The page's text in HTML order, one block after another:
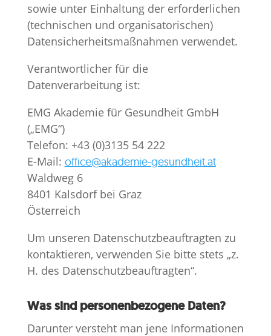
sowie unter Einhaltung der erforderlichen
(technischen und organisatorischen)
Datensicherheitsmaßnahmen verwendet.
Verantwortlicher für die
Datenverarbeitung ist:
EMG Akademie für Gesundheit GmbH
(„EMG“)
Telefon: +43 (0)3135 54 222
E-Mail: office@akademie-gesundheit.at
Waldweg 6
8401 Kalsdorf bei Graz
Österreich
Um unseren Datenschutzbeauftragten zu
kontaktieren, verwenden Sie bitte stets „z.
H. des Datenschutzbeauftragten“.
Was sind personenbezogene Daten?
Darunter versteht man jene Informationen